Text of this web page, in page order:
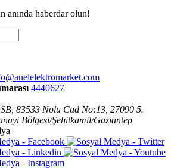
anında haberdar olun!
4440627
83533 Nolu Cad No:13, 27090 5.
Bölgesi/Şehitkamil/Gaziantep